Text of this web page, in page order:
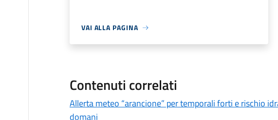
VAI ALLA PAGINA
Contenuti correlati
Allerta meteo “arancione” per temporali forti e rischio
domani